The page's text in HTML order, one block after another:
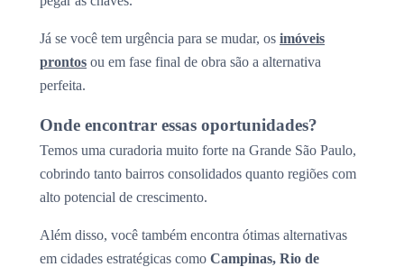
Já se você tem urgência para se mudar, os imóveis
prontos ou em fase final de obra são a alternativa
perfeita.
Onde encontrar essas oportunidades?
Temos uma curadoria muito forte na Grande São Paulo,
cobrindo tanto bairros consolidados quanto regiões com
alto potencial de crescimento.
Além disso, você também encontra ótimas alternativas
em cidades estratégicas como Campinas, Rio de